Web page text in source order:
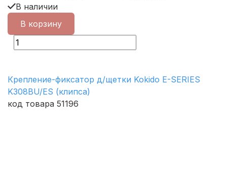
В наличии
В корзину
Крепление-фиксатор д/щетки Kokido E-SERIES
K308BU/ES (клипса)
код товара 51196